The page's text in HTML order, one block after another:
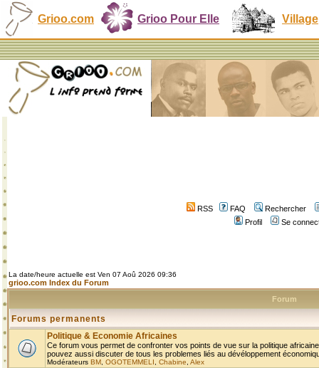
Grioo.com Grioo Pour Elle Village
RSS FAQ
Rechercher
Profil
Se
La date/heure actuelle est Ven 07 Aoû 2026 09:36
grioo.com Index du Forum
Forum
Forums permanents
Politique & Economie Africaines
Ce forum vous permet de confronter vos points de vue sur la politique
pouvez aussi discuter de tous les problemes liés au dévéloppement
Modérateurs BM OGOTEMMELI Chabine Alex